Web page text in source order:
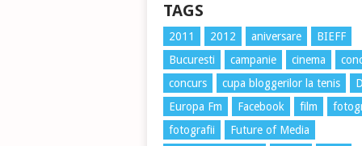
TAGS
2011 2012 aniversare
BIEFF
Bucuresti
campanie cinema
concurs
cupa bloggerilor la tenis
Europa Fm
Facebook film
fotografii
Future of Media